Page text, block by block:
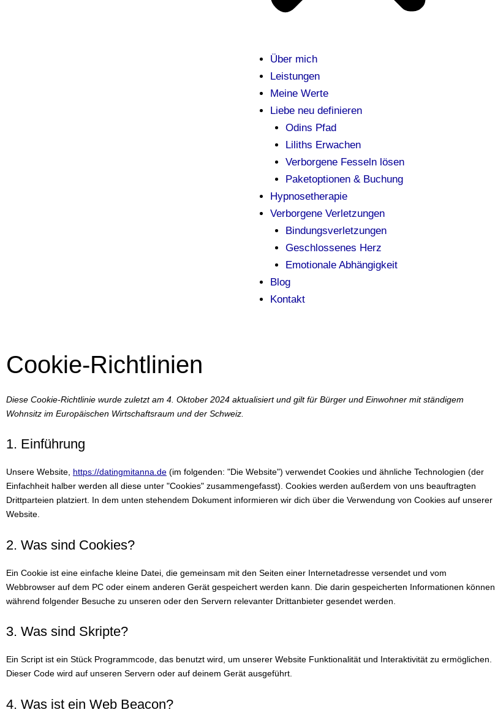
Über mich
Leistungen
Meine Werte
Liebe neu definieren
Odins Pfad
Liliths Erwachen
Verborgene Fesseln lösen
Paketoptionen & Buchung
Hypnosetherapie
Verborgene Verletzungen
Bindungsverletzungen
Geschlossenes Herz
Emotionale Abhängigkeit
Blog
Kontakt
Cookie-Richtlinien
Diese Cookie-Richtlinie wurde zuletzt am 4. Oktober 2024 aktualisiert und gilt für Bürger und Einwohner mit ständigem
Wohnsitz im Europäischen Wirtschaftsraum und der Schweiz.
1. Einführung
Unsere Website, https://datingmitanna.de (im folgenden: "Die Website") verwendet Cookies und ähnliche Technologien (der
Einfachheit halber werden all diese unter "Cookies" zusammengefasst). Cookies werden außerdem von uns beauftragten
Drittparteien platziert. In dem unten stehendem Dokument informieren wir dich über die Verwendung von Cookies auf unserer
Website.
2. Was sind Cookies?
Ein Cookie ist eine einfache kleine Datei, die gemeinsam mit den Seiten einer Internetadresse versendet und vom
Webbrowser auf dem PC oder einem anderen Gerät gespeichert werden kann. Die darin gespeicherten Informationen können
während folgender Besuche zu unseren oder den Servern relevanter Drittanbieter gesendet werden.
3. Was sind Skripte?
Ein Script ist ein Stück Programmcode, das benutzt wird, um unserer Website Funktionalität und Interaktivität zu ermöglichen.
Dieser Code wird auf unseren Servern oder auf deinem Gerät ausgeführt.
4. Was ist ein Web Beacon?
Consent
Consent
Consent
Consent
Consent
Consent